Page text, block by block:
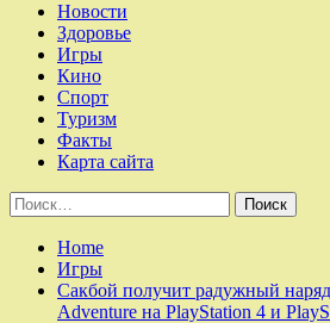
Новости
Здоровье
Игры
Кино
Спорт
Туризм
Факты
Карта сайта
Найти:
Home
Игры
Сакбой получит радужный
Adventure на PlayStation 4 и